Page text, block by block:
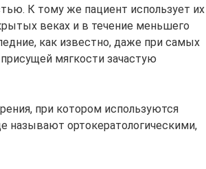
К тому же пациент использует их
веках и в течение меньшего
как известно, даже при самых
мягкости зачастую
при котором используются
называют ортокератологическими,